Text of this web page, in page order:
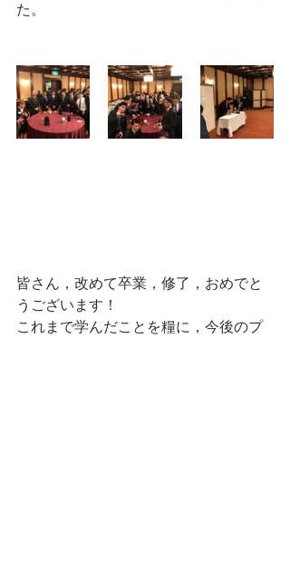
た。
皆さん，改めて卒業，修了，おめでと
うございます！
これまで学んだことを糧に，今後のプ